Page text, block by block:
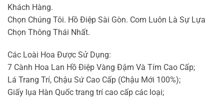
Khách Hàng.
Chọn Chúng Tôi. Hồ Điệp Sài Gòn. Com Luôn Là Sự Lựa
Chọn Thông Thái Nhất.
Các Loài Hoa Được Sử Dụng:
7 Cành Hoa Lan Hồ Điệp Vàng Đậm Và Tím Cao Cấp;
Lá Trang Trí, Chậu Sứ Cao Cấp (Chậu Mới 100%);
Giấy lụa Hàn Quốc trang trí cao cấp các loại;